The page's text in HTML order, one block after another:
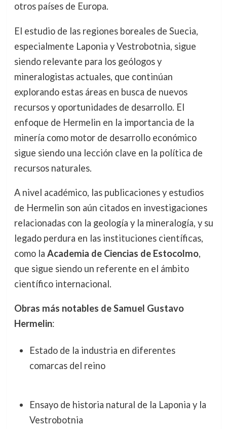
otros países de Europa.
El estudio de las regiones boreales de Suecia,
especialmente Laponia y Vestrobotnia, sigue
siendo relevante para los geólogos y
mineralogistas actuales, que continúan
explorando estas áreas en busca de nuevos
recursos y oportunidades de desarrollo. El
enfoque de Hermelin en la importancia de la
minería como motor de desarrollo económico
sigue siendo una lección clave en la política de
recursos naturales.
A nivel académico, las publicaciones y estudios
de Hermelin son aún citados en investigaciones
relacionadas con la geología y la mineralogía, y su
legado perdura en las instituciones científicas,
como la Academia de Ciencias de Estocolmo,
que sigue siendo un referente en el ámbito
científico internacional.
Obras más notables de Samuel Gustavo
Hermelin:
Estado de la industria en diferentes
comarcas del reino
Ensayo de historia natural de la Laponia y la
Vestrobotnia